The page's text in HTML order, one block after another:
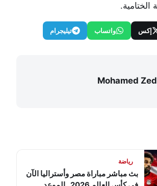
الختامية.
إكس واتساب تيليجرام
Mohamed
رياضة
بث مباشر مباراة مصر وأستراليا الآن